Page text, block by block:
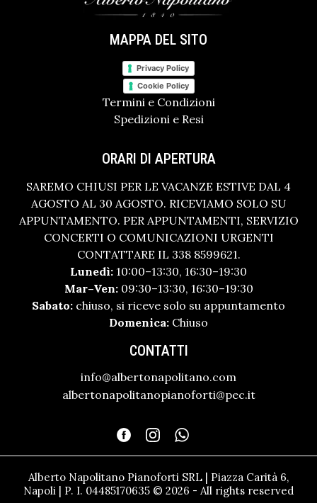
MAPPA DEL SITO
Privacy Policy
Cookie Policy
Termini e Condizioni
Spedizioni e Resi
ORARI DI APERTURA
SAREMO CHIUSI PER LE VACANZE ESTIVE DAL 4
AGOSTO AL 30 AGOSTO. RICEVIAMO SOLO SU
APPUNTAMENTO. PER APPUNTAMENTI, SERVIZIO
CONCERTI O COMUNICAZIONI URGENTI
CONTATTARE IL 338 8599621.
Lunedì: 10:00–13:30, 16:30–19:30
Mar–Ven:09:30–13:30, 16:30–19:30
Sabato: chiuso, si riceve solo su appuntamento
Domenica: Chiuso
CONTATTI
info@albertonapolitano.com
albertonapolitanopianoforti@pec.it
Alberto Napolitano Pianoforti SRL | Piazza Carità 6,
Napoli | P. I. 04485170635 © 2026 - All rights reserved